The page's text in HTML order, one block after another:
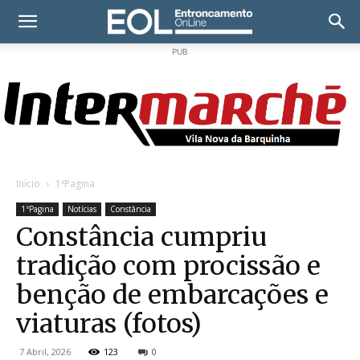
PUB
Início 1ªPagina
1ªPagina Notícias Constância
Constância cumpriu
tradição com procissão e
benção de embarcações e
viaturas (fotos)
7 Abril, 2026 123 0